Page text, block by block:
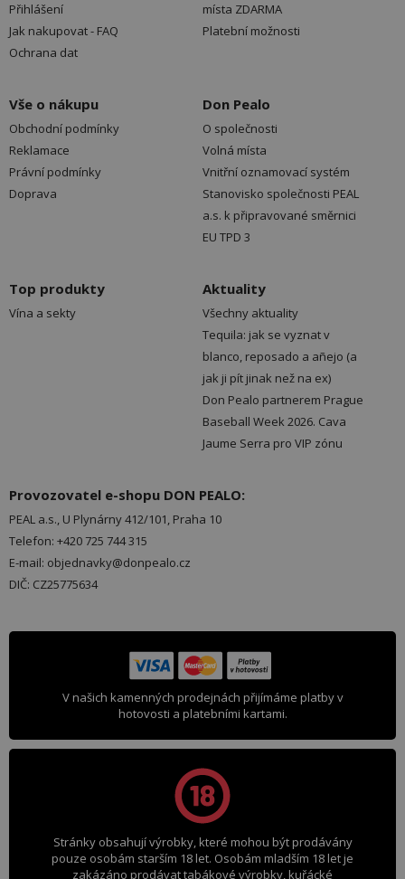
Přihlášení
Jak nakupovat - FAQ
Ochrana dat
místa ZDARMA
Platební možnosti
Vše o nákupu
Obchodní podmínky
Reklamace
Právní podmínky
Doprava
Don Pealo
O společnosti
Volná místa
Vnitřní oznamovací systém
Stanovisko společnosti PEAL
a.s. k připravované směrnici
EU TPD 3
Top produkty
Vína a sekty
Aktuality
Všechny aktuality
Tequila: jak se vyznat v
blanco, reposado a añejo (a
jak ji pít jinak než na ex)
Don Pealo partnerem Prague
Baseball Week 2026. Cava
Jaume Serra pro VIP zónu
Provozovatel e-shopu DON PEALO:
PEAL a.s., U Plynárny 412/101, Praha 10
Telefon: +420 725 744 315
E-mail: objednavky@donpealo.cz
DIČ: CZ25775634
V našich kamenných prodejnách přijímáme platby v
hotovosti a platebními kartami.
Stránky obsahují výrobky, které mohou být prodávány
pouze osobám starším 18 let. Osobám mladším 18 let je
zakázáno prodávat tabákové výrobky, kuřácké